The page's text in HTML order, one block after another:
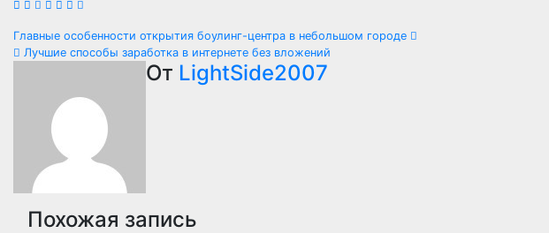
Навигация
записям
Главные особенности открытия боулинг-центра в небольшом городе
Лучшие способы заработка в интернете без вложений
От LightSide2007
Похожая запись